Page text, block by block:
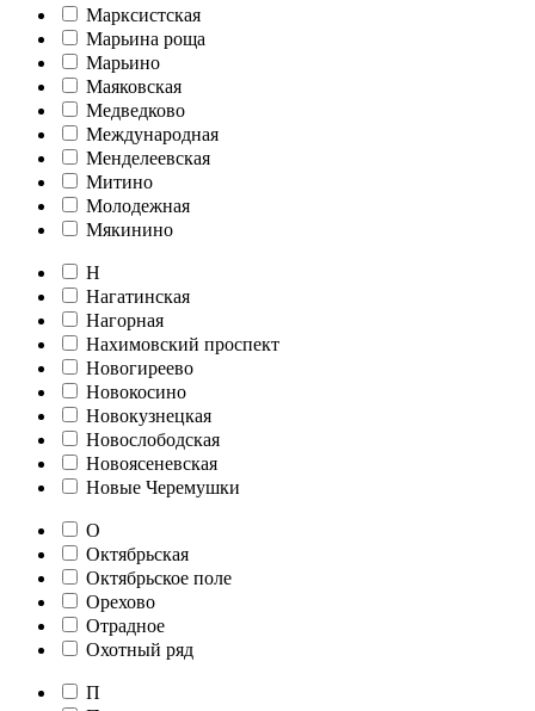
Марксистская
Марьина роща
Марьино
Маяковская
Медведково
Международная
Менделеевская
Митино
Молодежная
Мякинино
Н
Нагатинская
Нагорная
Нахимовский проспект
Новогиреево
Новокосино
Новокузнецкая
Новослободская
Новоясеневская
Новые Черемушки
О
Октябрьская
Октябрьское поле
Орехово
Отрадное
Охотный ряд
П